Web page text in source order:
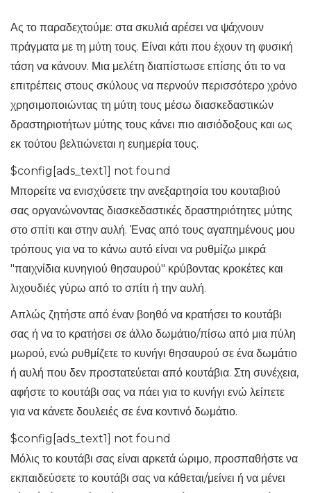
Ας το παραδεχτούμε: στα σκυλιά αρέσει να ψάχνουν
πράγματα με τη μύτη τους. Είναι κάτι που έχουν τη φυσική
τάση να κάνουν. Μια μελέτη διαπίστωσε επίσης ότι το να
επιτρέπεις στους σκύλους να περνούν περισσότερο χρόνο
χρησιμοποιώντας τη μύτη τους μέσω διασκεδαστικών
δραστηριοτήτων μύτης τους κάνει πιο αισιόδοξους και ως
εκ τούτου βελτιώνεται η ευημερία τους.
$config[ads_text1] not found
Μπορείτε να ενισχύσετε την ανεξαρτησία του κουταβιού
σας οργανώνοντας διασκεδαστικές δραστηριότητες μύτης
στο σπίτι και στην αυλή. Ένας από τους αγαπημένους μου
τρόπους για να το κάνω αυτό είναι να ρυθμίζω μικρά
"παιχνίδια κυνηγιού θησαυρού" κρύβοντας κροκέτες και
λιχουδιές γύρω από το σπίτι ή την αυλή.
Απλώς ζητήστε από έναν βοηθό να κρατήσει το κουτάβι
σας ή να το κρατήσει σε άλλο δωμάτιο/πίσω από μια πύλη
μωρού, ενώ ρυθμίζετε το κυνήγι θησαυρού σε ένα δωμάτιο
ή αυλή που δεν προστατεύεται από κουτάβια. Στη συνέχεια,
αφήστε το κουτάβι σας να πάει για το κυνήγι ενώ λείπετε
για να κάνετε δουλειές σε ένα κοντινό δωμάτιο.
$config[ads_text1] not found
Μόλις το κουτάβι σας είναι αρκετά ώριμο, προσπαθήστε να
εκπαιδεύσετε το κουτάβι σας να κάθεται/μείνει ή να μένει